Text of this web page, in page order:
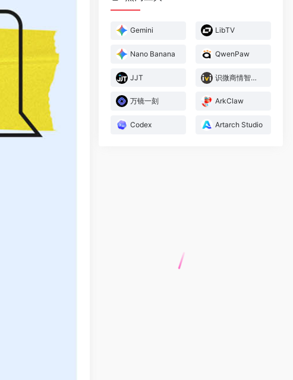
Gemini LibTV
Nano Banana QwenPaw
JJT 识微商情智能体
万镜一刻 ArkClaw
Codex Artarch Studio